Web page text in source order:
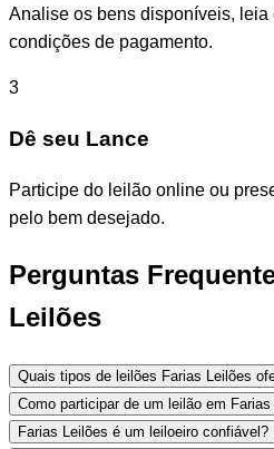
Analise os bens disponíveis, leia
condições de pagamento.
3
Dê seu Lance
Participe do leilão online ou
pelo bem desejado.
Perguntas
Leilões
Quais tipos de leilões Farias Leilões
Como participar de um leilão em
Farias Leilões é um leiloeiro confiável?